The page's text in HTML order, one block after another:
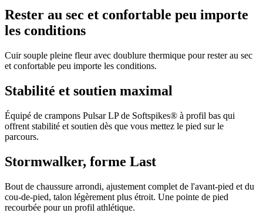
Rester au sec et confortable peu importe
les conditions
Cuir souple pleine fleur avec doublure thermique pour rester au sec
et confortable peu importe les conditions.
Stabilité et soutien maximal
Équipé de crampons Pulsar LP de Softspikes® à profil bas qui
offrent stabilité et soutien dès que vous mettez le pied sur le
parcours.
Stormwalker, forme Last
Bout de chaussure arrondi, ajustement complet de l'avant-pied et du
cou-de-pied, talon légèrement plus étroit. Une pointe de pied
recourbée pour un profil athlétique.